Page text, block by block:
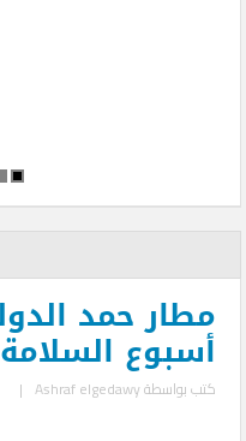
مطار حمد
أسبوع السلامة
كتب بواسطةAshraf elgedawy
|